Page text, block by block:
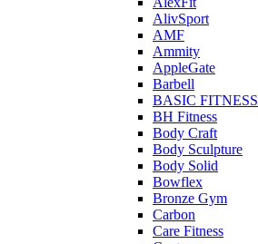
AlivSport
AMF
Ammity
AppleGate
Barbell
BASIC FITNESS
BH Fitness
Body Craft
Body Sculpture
Body Solid
Bowflex
Bronze Gym
Carbon
Care Fitness